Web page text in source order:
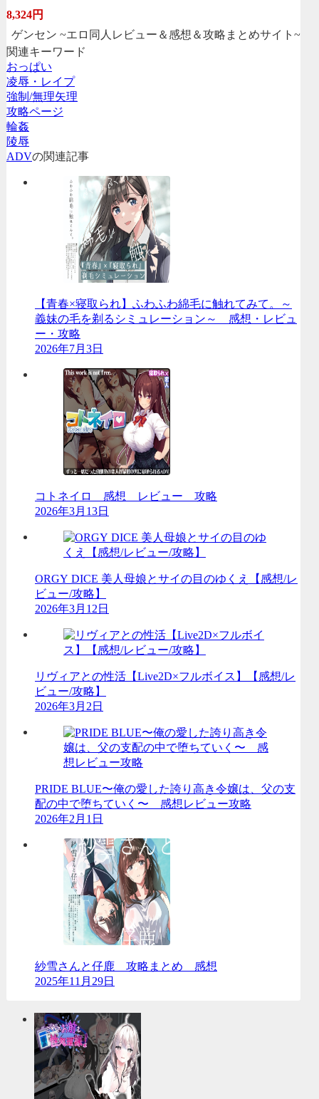
8,324円
ゲンセン ~エロ同人レビュー＆感想＆攻略まとめサイト~
関連キーワード
おっぱい
凌辱・レイプ
強制/無理矢理
攻略ページ
輪姦
陵辱
ADVの関連記事
【青春×寝取られ】ふわふわ綿毛に触れてみて。～
義妹の毛を剃るシミュレーション～ 感想・レビュ
ー・攻略
2026年7月3日
コトネイロ 感想 レビュー 攻略
2026年3月13日
ORGY DICE 美人母娘とサイの目のゆくえ【感想/レ
ビュー/攻略】
2026年3月12日
リヴィアとの性活【Live2D×フルボイス】【感想/レ
ビュー/攻略】
2026年3月2日
PRIDE BLUE〜俺の愛した誇り高き令嬢は、父の支
配の中で堕ちていく〜 感想レビュー攻略
2026年2月1日
紗雪さんと仔鹿 攻略まとめ 感想
2025年11月29日